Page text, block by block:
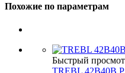
Похожие по параметрам
Быстрый
TREBL 42B40B